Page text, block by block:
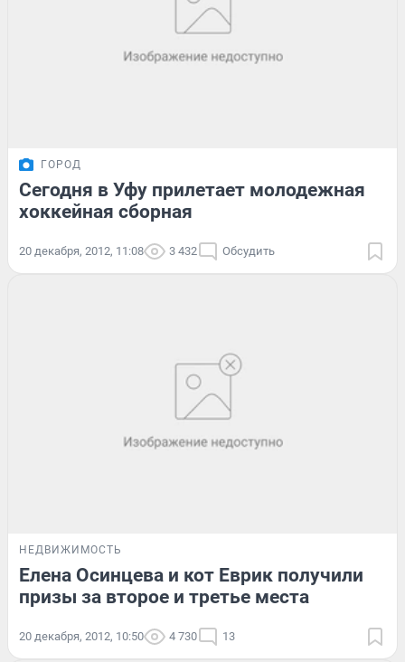
ГОРОД
Сегодня в Уфу прилетает молодежная
хоккейная сборная
20 декабря, 2012, 11:08 3 432 Обсудить
НЕДВИЖИМОСТЬ
Елена Осинцева и кот Еврик получили
призы за второе и третье места
20 декабря, 2012, 10:50 4 730 13